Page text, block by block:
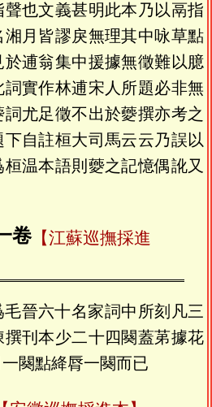
也文義甚明此本乃以鬲指
月皆謬戾無理其中咏草點
逋翁集中援據無徵難以臆
實作林逋宋人所題必非無
尤足徵不出於䕫撰亦考之
自註桓大司馬云云乃誤以
温本語則䕫之記憶偶訛又
卷【江蘇巡撫採進
晉六十名家詞中所刻凡三
刊本少二十四闋蓋苐據花
闋點絳脣一闋而已